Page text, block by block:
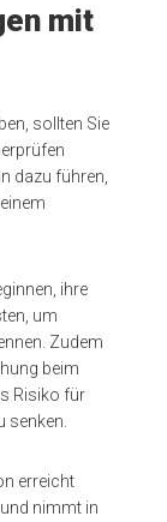
mit
sollten Sie
dazu führen,
ihre
um
Zudem
beim
Risiko für
senken.
erreicht
nimmt in